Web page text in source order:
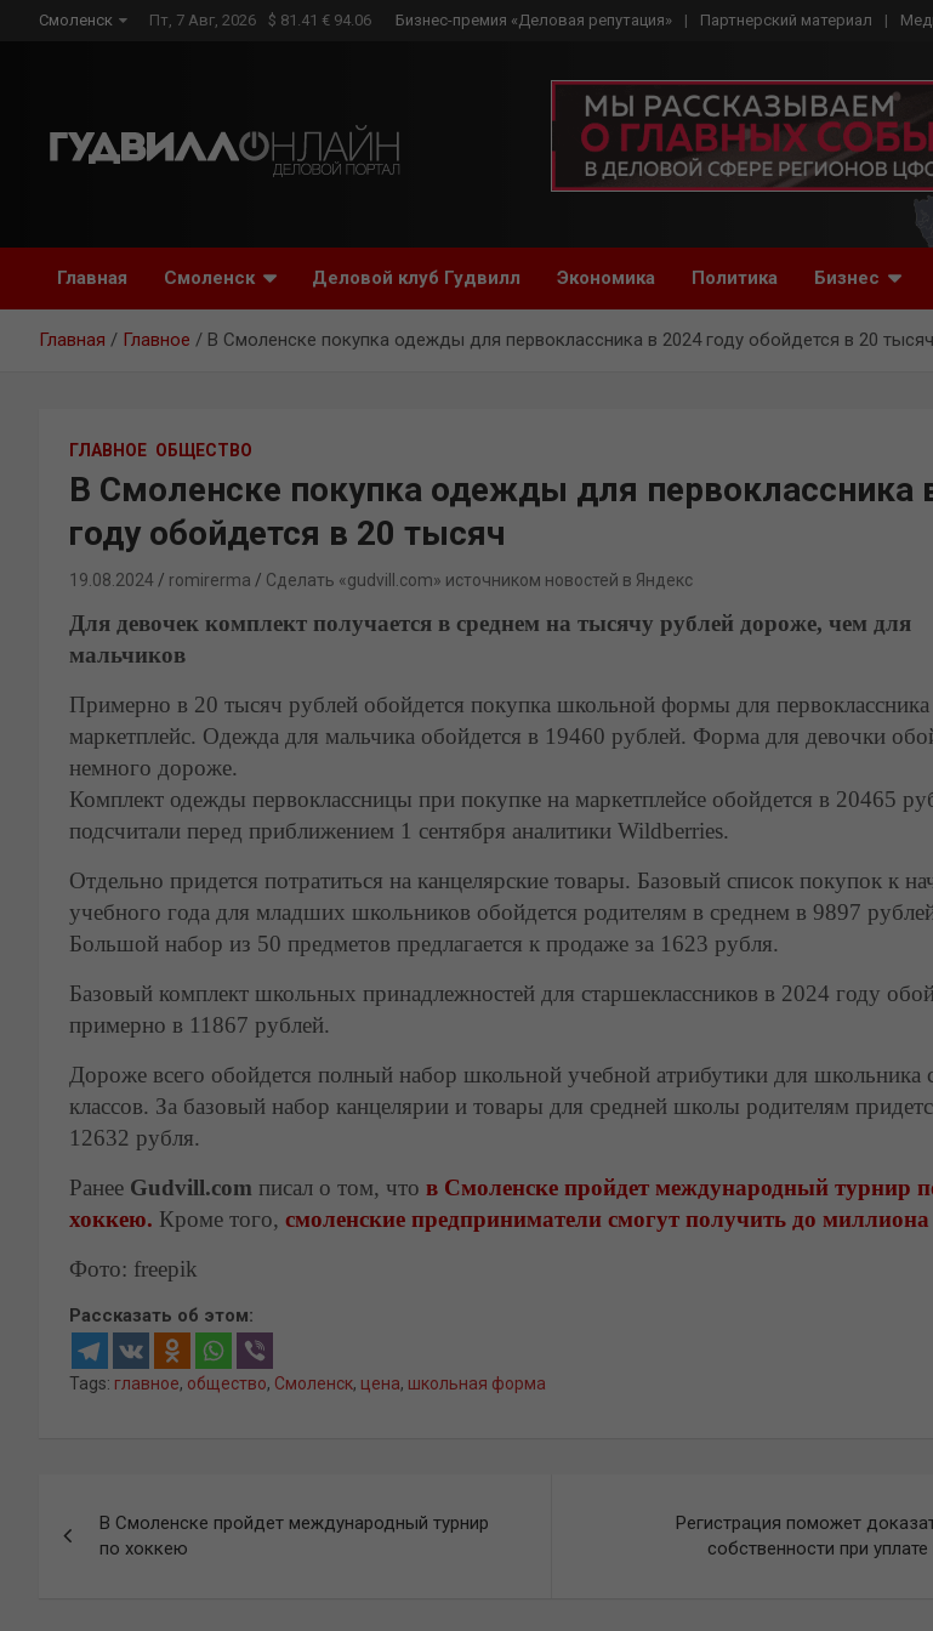
Смоленск Пт, 7 Авг, 2026 $ 81.41 € 94.06 Бизнес-премия «Деловая репутация» Партнерский материал
Главная Смоленск Деловой клуб Гудвилл Экономика Политика Бизнес
Главная Главное В Смоленске покупка одежды для первоклассника в 2024 году обойдется в 20 тысяч
ГЛАВНОЕ ОБЩЕСТВО
В Смоленске покупка одежды для первоклассника
году обойдется в 20 тысяч
19.08.2024 romirerma Сделать «gudvill.com» источником новостей в Яндекс
Для девочек комплект получается в среднем на тысячу рублей дороже, чем для
мальчиков
Примерно в 20 тысяч рублей обойдется покупка школьной формы для первоклассника
маркетплейс. Одежда для мальчика обойдется в 19460 рублей. Форма для девочки
немного дороже.
Комплект одежды первоклассницы при покупке на маркетплейсе обойдется в 20465
подсчитали перед приближением 1 сентября аналитики Wildberries.
Отдельно придется потратиться на канцелярские товары. Базовый список покупок к
учебного года для младших школьников обойдется родителям в среднем в 9897
Большой набор из 50 предметов предлагается к продаже за 1623 рубля.
Базовый комплект школьных принадлежностей для старшеклассников в 2024 году
примерно в 11867 рублей.
Дороже всего обойдется полный набор школьной учебной атрибутики для школьника
классов. За базовый набор канцелярии и товары для средней школы родителям
12632 рубля.
Ранее Gudvill.com писал о том, что в Смоленске пройдет международный турнир
хоккею. Кроме того, смоленские предприниматели смогут получить до
Фото: freepik
Рассказать об этом:
Tags: главное, общество, Смоленск, цена, школьная форма
по
В Смоленске пройдет международный турнир
по хоккею
Регистрация поможет
собственности при